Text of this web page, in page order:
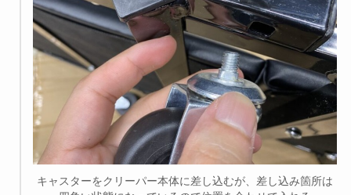
キャスターをクリーパー本体に差し込むが、差し込み箇所は